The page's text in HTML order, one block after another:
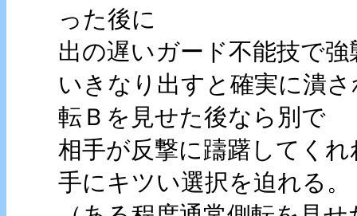
った後に
出の遅いガード不能技で強
いきなり出すと確実に潰
転Ｂを見せた後なら別で
相手が反撃に躊躇してく
手にキツい選択を迫れる。